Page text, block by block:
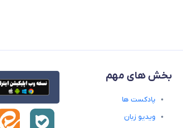
بخش های مهم
پادکست ها
ویدیو زبان